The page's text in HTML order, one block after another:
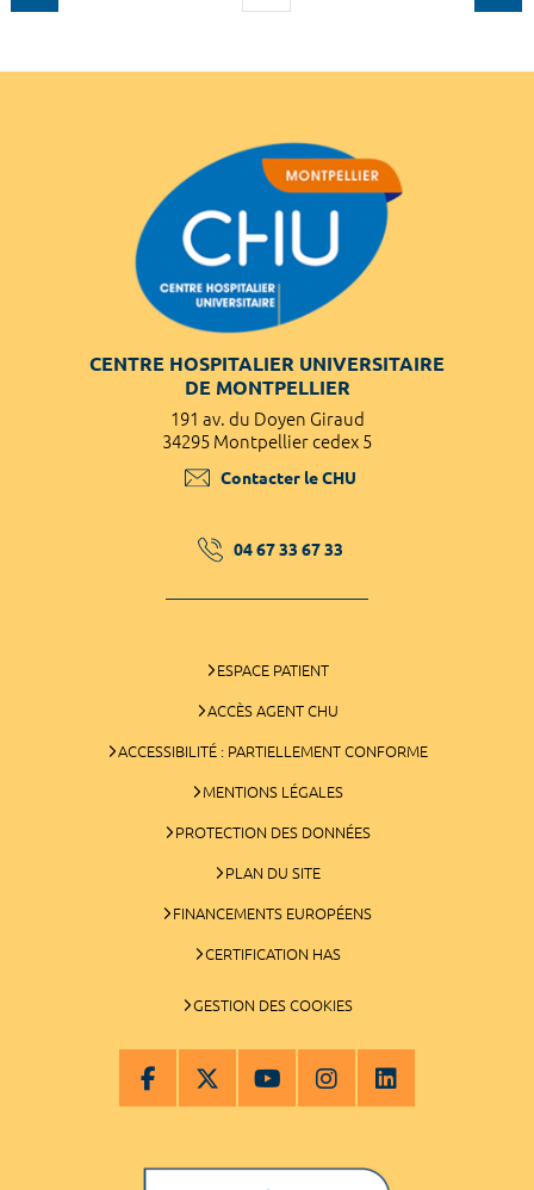
CENTRE HOSPITALIER UNIVERSITAIRE
DE MONTPELLIER
191 av. du Doyen Giraud
34295 Montpellier cedex 5
Contacter le CHU
04 67 33 67 33
ESPACE PATIENT
ACCÈS AGENT CHU
ACCESSIBILITÉ : PARTIELLEMENT CONFORME
MENTIONS LÉGALES
PROTECTION DES DONNÉES
PLAN DU SITE
FINANCEMENTS EUROPÉENS
CERTIFICATION HAS
GESTION DES COOKIES